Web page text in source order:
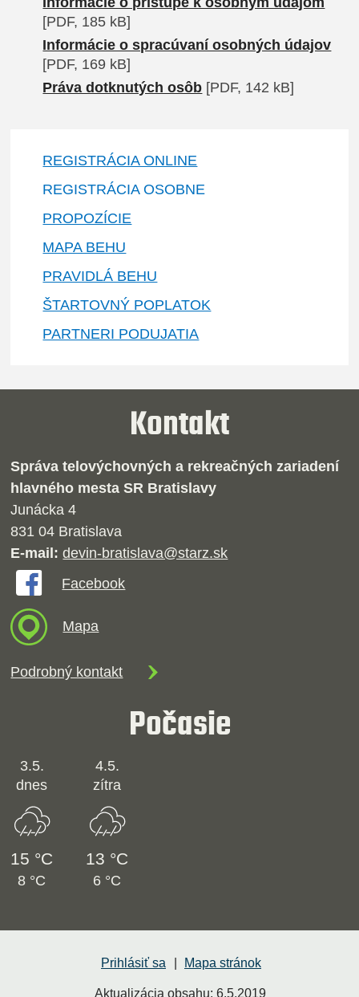
[PDF, 185 kB]
Informácie o spracúvaní osobných údajov
[PDF, 169 kB]
Práva dotknutých osôb [PDF, 142 kB]
REGISTRÁCIA ONLINE
REGISTRÁCIA OSOBNE
PROPOZÍCIE
MAPA BEHU
PRAVIDLÁ BEHU
ŠTARTOVNÝ POPLATOK
PARTNERI PODUJATIA
Kontakt
Správa telovýchovných a rekreačných zariadení
hlavného mesta SR Bratislavy
Junácka 4
831 04 Bratislava
E-mail: devin-bratislava@starz.sk
Facebook
Mapa
Podrobný kontakt
Počasie
3.5.
dnes
15 °C
8 °C
4.5.
zítra
13 °C
6 °C
Prihlásiť sa Mapa stránok
Aktualizácia obsahu: 6.5.2019